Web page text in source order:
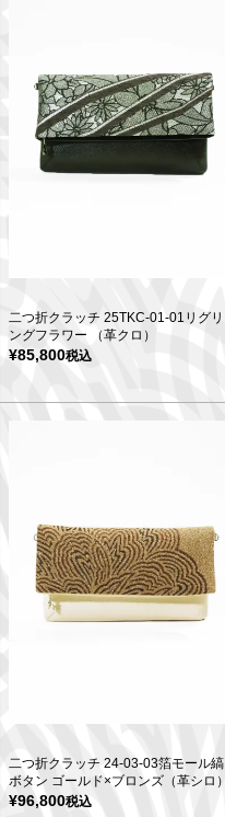
二つ折クラッチ 25TKC-01-01リグリ
ングフラワー （革クロ）
¥85,800税込
二つ折クラッチ 24-03-03箔モール縞
ボタン ゴールド×ブロンズ（革シロ）
¥96,800税込